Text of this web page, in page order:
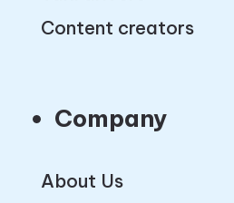
Content creators
Company
About Us